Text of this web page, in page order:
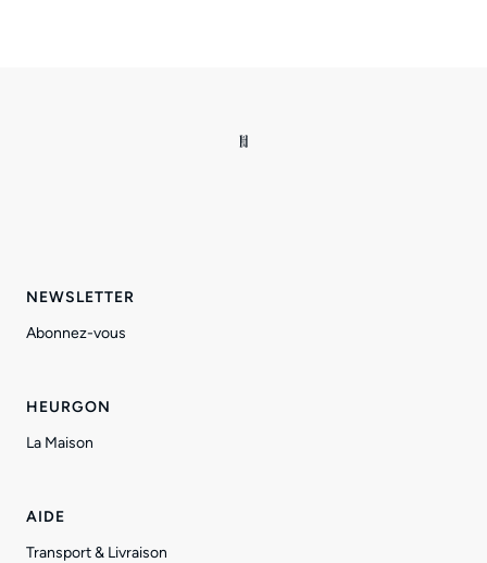
NEWSLETTER
Abonnez-vous
HEURGON
La Maison
AIDE
Transport & Livraison